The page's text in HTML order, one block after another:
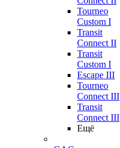
Tourneo
Custom I
Transit
Connect II
Transit
Custom I
Escape III
Tourneo
Connect III
Transit
Connect III
Ещё